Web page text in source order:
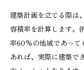
建築計画を立てる際は
容積率を計算します。
率60%の地域であって
あれば、実際に建築